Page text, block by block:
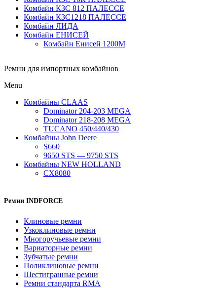
Комбайн КЗС 812 ПАЛЕССЕ
Комбайн КЗС1218 ПАЛЕССЕ
Комбайн ЛИДА
Комбайн ЕНИСЕЙ
Комбайн Енисей 1200М
Ремни для импортных комбайнов
Menu
Комбайны CLAAS
Dominator 204-203 MEGA
Dominator 218-208 MEGA
TUCANO 450/440/430
Комбайны John Deere
S660
9650 STS — 9750 STS
Комбайны NEW HOLLAND
CX8080
Ремни INDFORCE
Клиновые ремни
Узкоклиновые ремни
Многоручьевые ремни
Вариаторные ремни
Зубчатые ремни
Поликлиновые ремни
Шестигранные ремни
Ремни стандарта RMA